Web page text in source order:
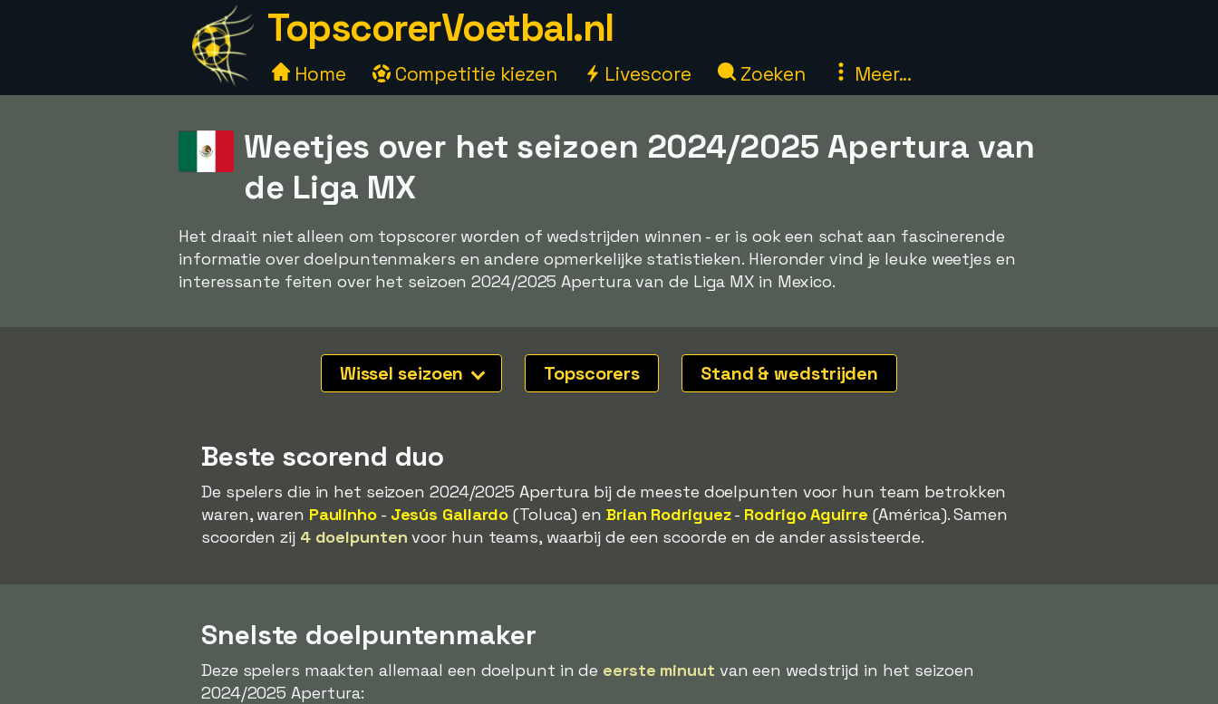
TopscorerVoetbal.nl
Home Competitie kiezen Livescore Zoeken Meer...
Weetjes over het seizoen 2024/2025 Apertura van
de Liga MX
Het draait niet alleen om topscorer worden of wedstrijden winnen - er is ook een schat aan fascinerende
informatie over doelpuntenmakers en andere opmerkelijke statistieken. Hieronder vind je leuke weetjes en
interessante feiten over het seizoen 2024/2025 Apertura van de Liga MX in Mexico.
Wissel seizoen Topscorers Stand & wedstrijden
Beste scorend duo
De spelers die in het seizoen 2024/2025 Apertura bij de meeste doelpunten voor hun team betrokken
waren, waren Paulinho- Jesús Gallardo (Toluca) en Brian Rodriguez- Rodrigo Aguirre (América). Samen
scoorden zij 4 doelpunten voor hun teams, waarbij de een scoorde en de ander assisteerde.
Snelste doelpuntenmaker
Deze spelers maakten allemaal een doelpunt in de eerste minuut van een wedstrijd in het seizoen
2024/2025 Apertura: